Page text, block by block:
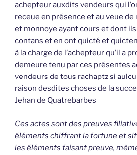
achepteur auxdits vendeurs qui
receue en présence et au veue de
et monnoye ayant cours et dont
contans et en ont quicté et
à la charge de l’achepteur qu’il a
demeure tenu par ces présentes
vendeurs de tous rachaptz si
raison desdites choses de la
Jehan de Quatrebarbes
Ces actes sont des preuves
éléments chiffrant la fortune et
les éléments faisant preuve,